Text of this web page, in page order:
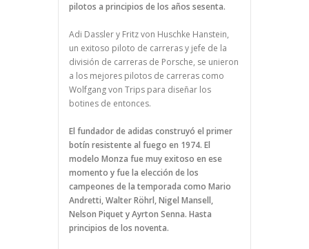
pilotos a principios de los años sesenta.
Adi Dassler y Fritz von Huschke Hanstein,
un exitoso piloto de carreras y jefe de la
división de carreras de Porsche, se unieron
a los mejores pilotos de carreras como
Wolfgang von Trips para diseñar los
botines de entonces.
El fundador de adidas construyó el primer
botín resistente al fuego en 1974. El
modelo Monza fue muy exitoso en ese
momento y fue la elección de los
campeones de la temporada como Mario
Andretti, Walter Röhrl, Nigel Mansell,
Nelson Piquet y Ayrton Senna. Hasta
principios de los noventa.